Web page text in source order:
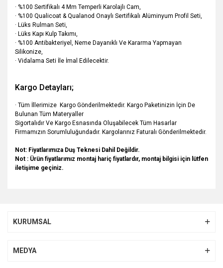
· %100 Sertifikalı 4 Mm Temperli Karolajlı Cam,
· %100 Qualicoat & Qualanod Onaylı Sertifikalı Alüminyum Profil Seti,
· Lüks Rulman Seti,
· Lüks Kapı Kulp Takımı,
· %100 Antibakteriyel, Neme Dayanıklı Ve Kararma Yapmayan
Silikonize,
· Vidalama Seti İle İmal Edilecektir.
Kargo Detayları;
· Tüm İllerimize Kargo Gönderilmektedir. Kargo Paketinizin İçin De
Bulunan Tüm Materyaller
Sigortalıdır Ve Kargo Esnasında Oluşabilecek Tüm Hasarlar
Firmamızın Sorumluluğundadır. Kargolarınız Faturalı Gönderilmektedir.
Not: Fiyatlarımıza Duş Teknesi Dahil Değildir.
Not : Ürün fiyatlarımız montaj hariç fiyatlardır, montaj bilgisi için lütfen
iletişime geçiniz.
Görüş ve önerileriniz için teşekkür ederiz.
Ürün resmi kalitesiz, bozuk veya görüntülenemiyor.
KURUMSAL
MEDYA